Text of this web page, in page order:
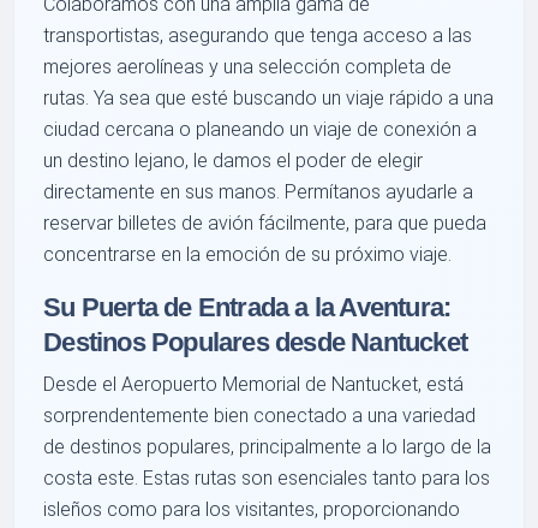
Colaboramos con una amplia gama de
transportistas, asegurando que tenga acceso a las
mejores aerolíneas y una selección completa de
rutas. Ya sea que esté buscando un viaje rápido a una
ciudad cercana o planeando un viaje de conexión a
un destino lejano, le damos el poder de elegir
directamente en sus manos. Permítanos ayudarle a
reservar billetes de avión fácilmente, para que pueda
concentrarse en la emoción de su próximo viaje.
Su Puerta de Entrada a la Aventura:
Destinos Populares desde Nantucket
Desde el Aeropuerto Memorial de Nantucket, está
sorprendentemente bien conectado a una variedad
de destinos populares, principalmente a lo largo de la
costa este. Estas rutas son esenciales tanto para los
isleños como para los visitantes, proporcionando